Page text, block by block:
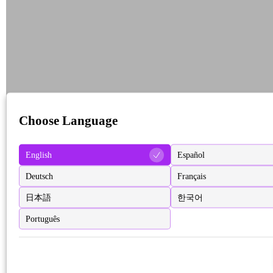
Choose Language
English Español
Deutsch Français
日本語 한국어
Português